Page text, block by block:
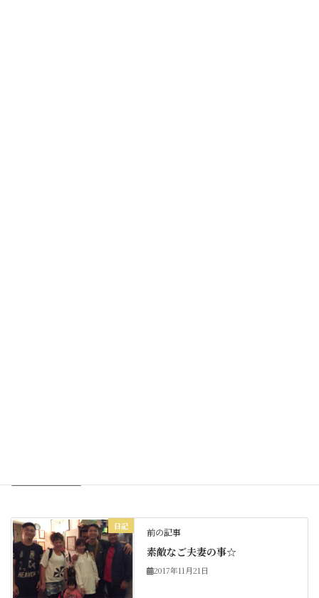
日記
前の記事
素敵なご夫妻の事☆
2017年11月21日